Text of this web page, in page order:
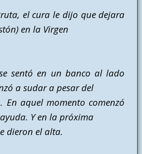
el cura le dijo que dejara
en la Virgen
sentó en un banco al lado
a sudar a pesar del
En aquel momento comenzó
Y en la próxima
dieron el alta.